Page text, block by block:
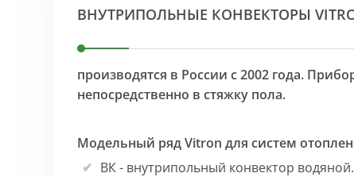
ВНУТРИПОЛЬНЫЕ КОНВЕКТОРЫ
производятся в России с 2002 года.
непосредственно в стяжку пола.
Модельный ряд Vitron для систем
ВК - внутрипольный конвектор